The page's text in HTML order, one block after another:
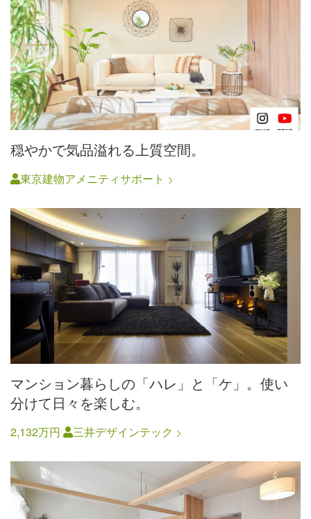
穏やかで気品溢れる上質空間。
東京建物アメニティサポート
マンション暮らしの「ハレ」と「ケ」。使い
分けて日々を楽しむ。
2,132万円 三井デザインテック